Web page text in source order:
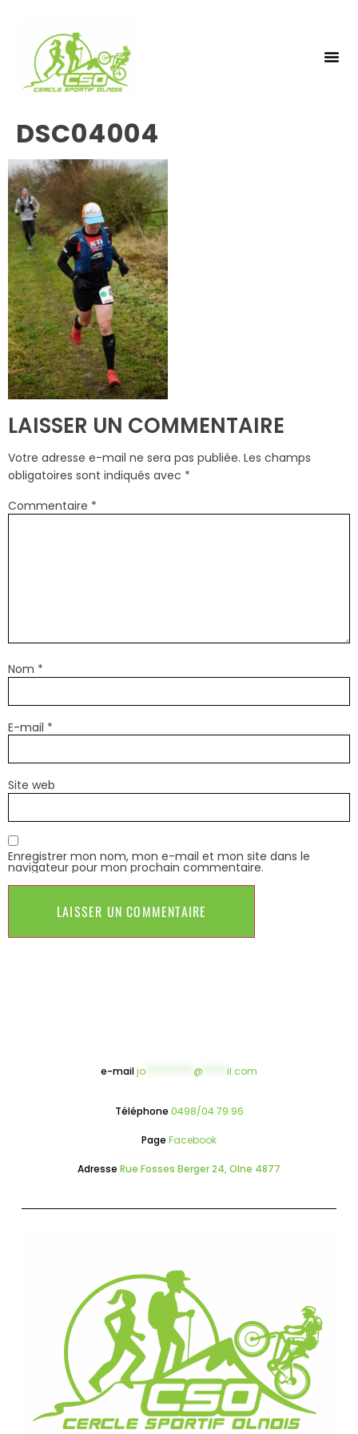
DSC04004
LAISSER UN COMMENTAIRE
Votre adresse e-mail ne sera pas publiée. Les champs
obligatoires sont indiqués avec *
Commentaire *
Nom *
E-mail *
Site web
Enregistrer mon nom, mon e-mail et mon site dans le
navigateur pour mon prochain commentaire.
e-mailjo @ il.com
Téléphone 0498/04.79.96
Page Facebook
Adresse Rue Fosses Berger 24, Olne 4877